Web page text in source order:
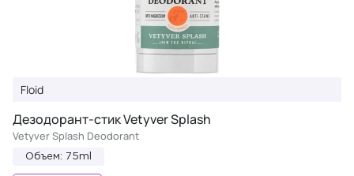
Floid
Дезодорант-стик Vetyver Splash
Vetyver Splash Deodorant
Объем: 75ml